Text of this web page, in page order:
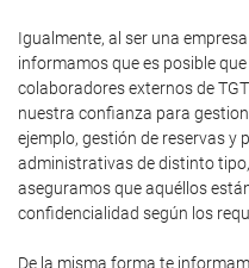
Igualmente, al ser una
informamos que es posible
colaboradores externos de
nuestra confianza para
ejemplo, gestión de reservas y
administrativas de distinto
aseguramos que aquéllos
confidencialidad según los
De la misma forma te